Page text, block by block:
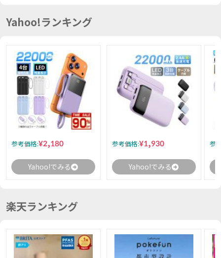
Yahoo!ランキング
参考価格:¥2,180
Yahoo!でみる
参考価格:¥1,930
Yahoo!でみる
参
楽天ランキング